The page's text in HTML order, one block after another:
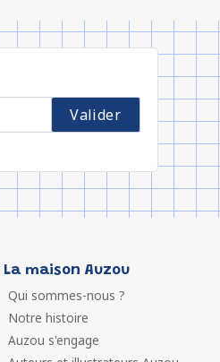
La maison Auzou
Qui sommes-nous ?
Notre histoire
Auzou s'engage